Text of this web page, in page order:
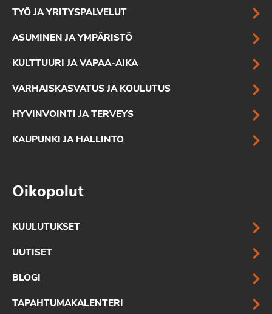
TYÖ JA YRITYSPALVELUT
ASUMINEN JA YMPÄRISTÖ
KULTTUURI JA VAPAA-AIKA
VARHAISKASVATUS JA KOULUTUS
HYVINVOINTI JA TERVEYS
KAUPUNKI JA HALLINTO
Oikopolut
KUULUTUKSET
UUTISET
BLOGI
TAPAHTUMAKALENTERI